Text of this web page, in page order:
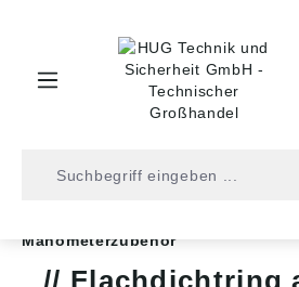
Manometerzubehör
Flachdichtring